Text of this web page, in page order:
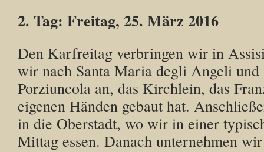
2. Tag: Freitag, 25. März 2016
Den Karfreitag verbringen wir in
wir nach Santa Maria degli Angeli und
Porziuncola an, das Kirchlein, das
eigenen Händen gebaut hat.
in die Oberstadt, wo wir in einer
Mittag essen. Danach unternehmen